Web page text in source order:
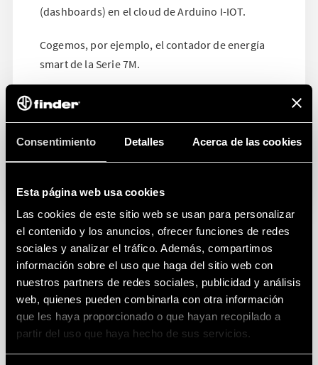
Consentimiento Detalles Acerca de las cookies
Esta página web usa cookies
Las cookies de este sitio web se usan para personalizar
el contenido y los anuncios, ofrecer funciones de redes
sociales y analizar el tráfico. Además, compartimos
información sobre el uso que haga del sitio web con
nuestros partners de redes sociales, publicidad y análisis
web, quienes pueden combinarla con otra información
que les haya proporcionado o que hayan recopilado a
partir del uso que haya hecho de sus servicios.
(dashboards) en el cloud de Arduino I-IOT.
Cogemos, por ejemplo, el contador de energía
smart de la Serie 7M.